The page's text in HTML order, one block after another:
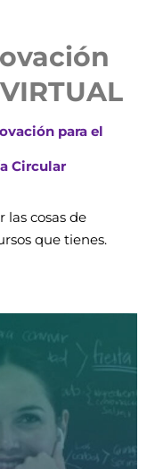
para el
Circular
las cosas de
que tienes.